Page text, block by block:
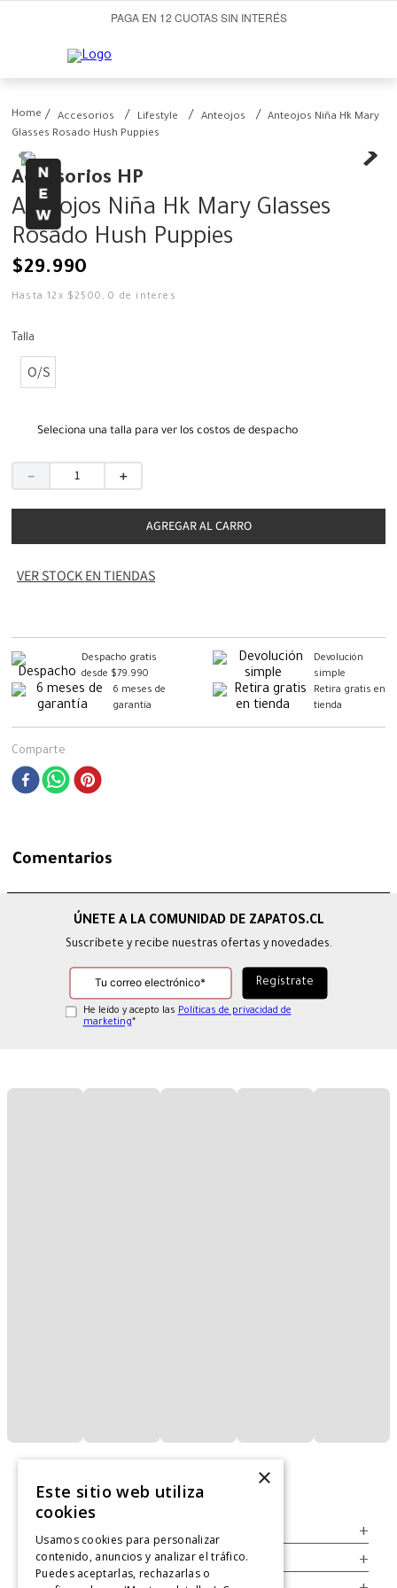
PAGA EN 12 CUOTAS SIN INTERÉS
Accesorios Lifestyle Anteojos
Anteojos Niña Hk Mary
Glasses Rosado Hush Puppies
Accesorios HP
Anteojos Niña Hk Mary Glasses
Rosado Hush Puppies
$29.990
Hasta12 x $2500 ,0 de interés
Talla
O/S
Seleciona una talla para ver los costos de despacho
＋
－
AGREGAR AL CARRO
VER STOCK EN TIENDAS
Despacho gratis
desde $79.990
Devolución
simple
6 meses de
garantía
Retira gratis en
tienda
Comparte
Comentarios
Suscríbete y recibe nuestras ofertas y novedades.
He leído y acepto las Políticas de privacidad de
marketing*
+
Legal +
×
Este sitio web utiliza
cookies
Usamos cookies para personalizar
contenido, anuncios y analizar el tráfico.
Puedes aceptarlas, rechazarlas o